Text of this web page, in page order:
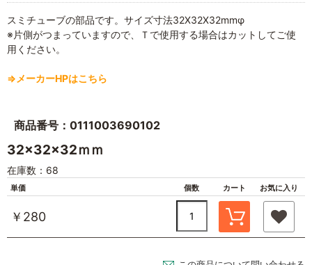
スミチューブの部品です。サイズ寸法32X32X32mmφ
※片側がつまっていますので、Ｔで使用する場合はカットしてご使
用ください。
⇒メーカーHPはこちら
商品番号：0111003690102
32×32×32ｍｍ
在庫数：68
単価 個数 カート お気に入り
￥280